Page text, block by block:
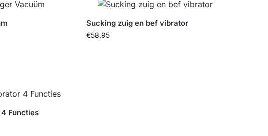
Sucking zuig en bef vibrator
€58,95
Functies